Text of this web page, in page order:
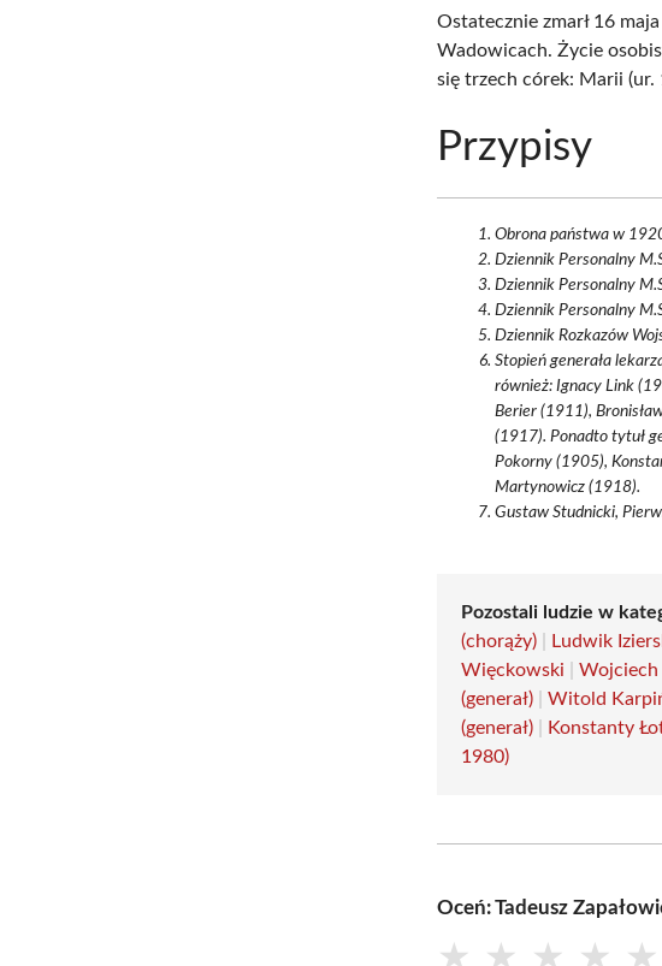
Ostatecznie zmarł 16
Wadowicach. Życie
się trzech córek: Marii (ur.
Przypisy
Obrona państwa w
Dziennik Personalny
Dziennik Personalny
Dziennik Personalny
Dziennik Rozkazów
Stopień generała
również: Ignacy Link
Berier (1911),
(1917). Ponadto tytuł
Pokorny (1905),
Martynowicz (1918).
Gustaw Studnicki,
Pozostali ludzie w
(chorąży)
Ludwik
Więckowski |
(generał) |Witold
(generał)
Konstanty
1980)
Oceń: Tadeusz
★ ★ ★ ★ ★